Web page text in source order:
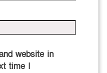
website in
time I